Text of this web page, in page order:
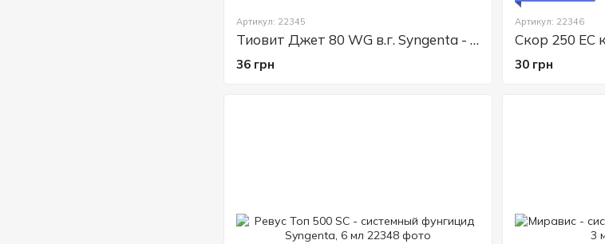
Артикул: 22345
Тиовит Джет 80 WG в.г. Syngenta - контактный фунгицид, 40г
36 грн
Артикул: 22346
30 грн